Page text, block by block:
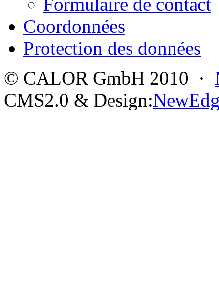
Coordonnées
Protection des données
© CALOR GmbH 2010 ·
CMS2.0 & Design: